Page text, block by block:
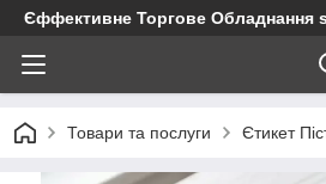
Єффективне Торгове Обладнання
Товари та послуги Єтикет